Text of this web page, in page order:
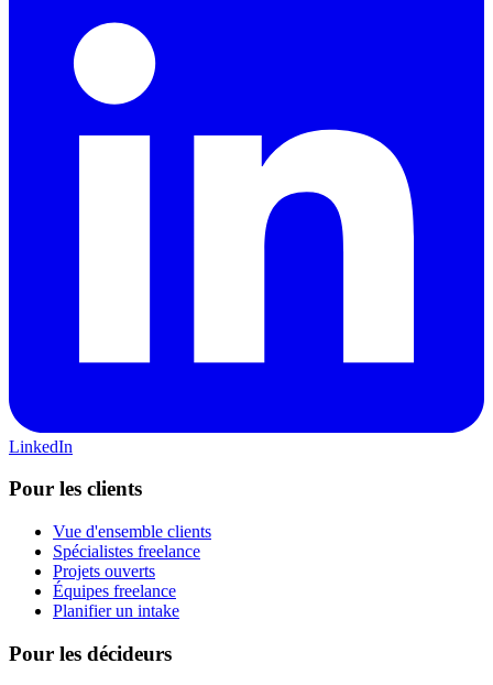
LinkedIn
Pour les clients
Vue d'ensemble clients
Spécialistes freelance
Projets ouverts
Équipes freelance
Planifier un intake
Pour les décideurs